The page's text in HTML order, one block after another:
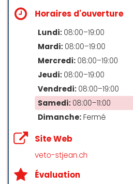
bonne. L’espace
exploité. Le choix
vétérinaires est
adaptés au
l’accueil et la
personnel. J’y
hésitation ! A très
Very professional
products and
Horaires d'ouverture
Lundi: 08:00–19:00
Mardi: 08:00–19:00
Mercredi: 08:00–19:00
Jeudi: 08:00–19:00
Vendredi: 08:00–19:00
Samedi: 08:00–11:00
Dimanche:Fermé
Site Web
veto-stjean.ch
Évaluation